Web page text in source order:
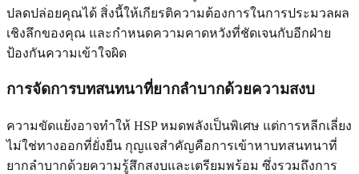
ปลดปล่อยคุณได้ สิ่งนี้ให้เกียรติความต้องการในการประมวลผล
เชิงลึกของคุณ และกำหนดความคาดหวังที่ชัดเจนกับอีกฝ่าย
ป้องกันความเข้าใจผิด
การจัดการบทสนทนาที่ยากลำบากด้วยความสงบ
ความขัดแย้งอาจทำให้ HSP หมดพลังเป็นพิเศษ แต่การหลีกเลี่ยง
ไม่ใช่ทางออกที่ยั่งยืน กุญแจสำคัญคือการเข้าหาบทสนทนาที่
ยากลำบากด้วยความรู้สึกสงบและเตรียมพร้อม ซึ่งรวมถึงการ